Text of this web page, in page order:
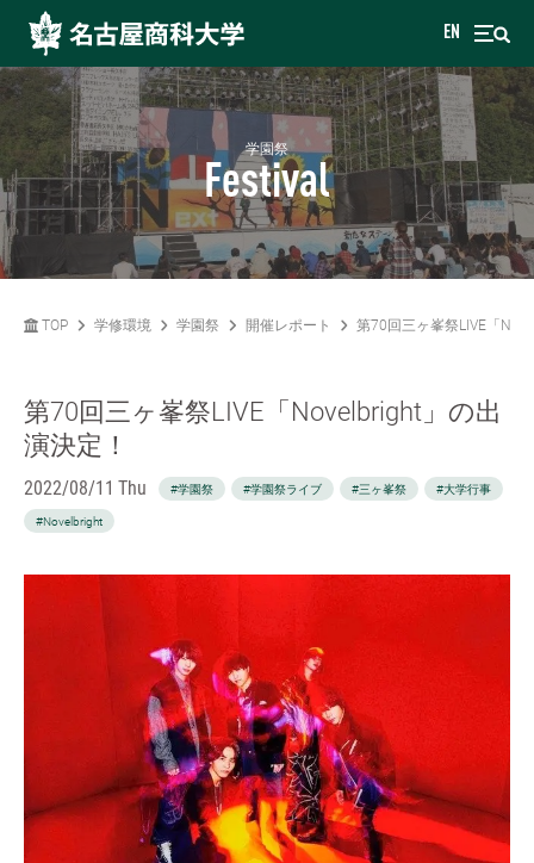
EN
学園祭
Festival
TOP 学修環境 学園祭 開催レポート 第70回三ヶ峯祭LIVE「
第70回三ヶ峯祭LIVE「Novelbright」の出
演決定！
2022/08/11 Thu #学園祭 #学園祭ライブ #三ヶ峯祭 #大学行事
#Novelbright